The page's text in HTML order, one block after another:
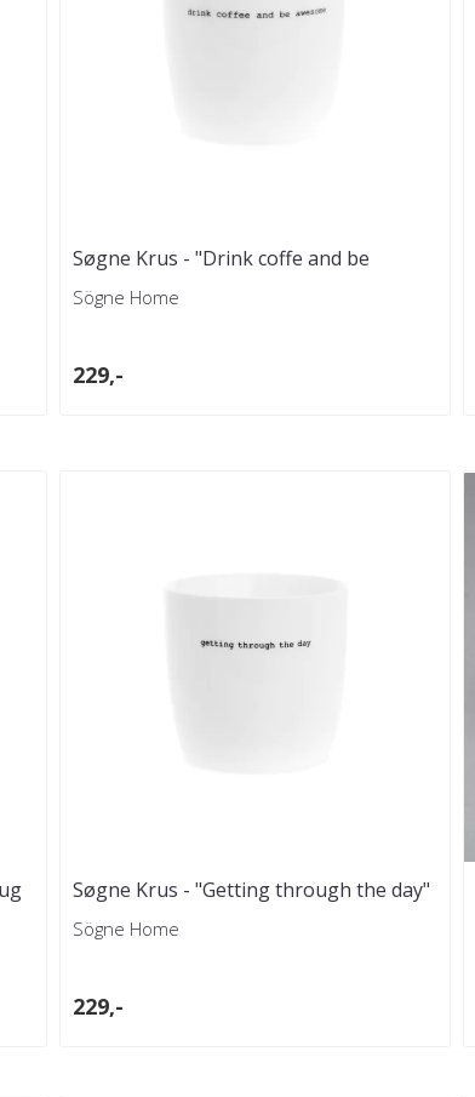
Søgne Krus - "Drink coffe and be
awesome"
Sögne Home
229,-
Søgne Krus - "Getting through the day"
Sögne Home
229,-